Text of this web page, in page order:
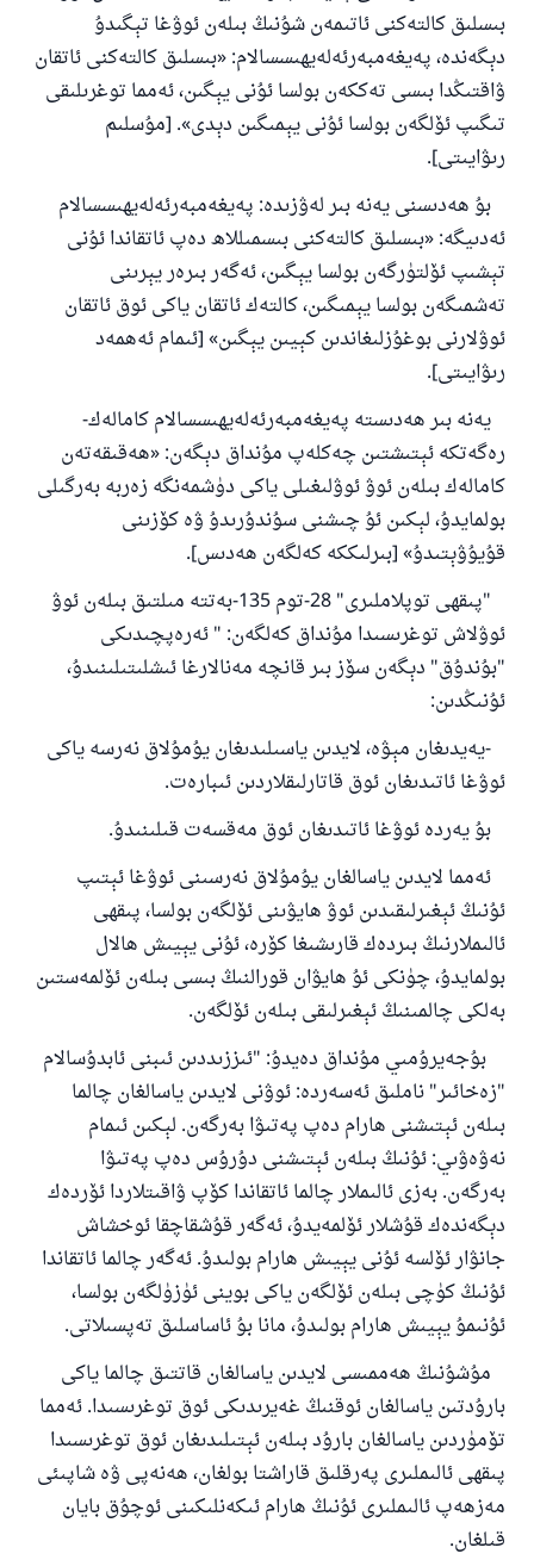
بىسلىق كالتەكنى ئاتىمەن شۇنىڭ بىلەن ئوۋغا تېگىدۇ
دېگەندە، پەيغەمبەرئەلەيھىسسالام: «بىسلىق كالتەكنى ئاتقان
ۋاقتىڭدا بىسى تەككەن بولسا ئۇنى يېگىن، ئەمما توغرىلىقى
تىگىپ ئۆلگەن بولسا ئۇنى يېمىگىن دېدى». [مۇسلىم
رىۋايىتى].
بۇ ھەدىسنى يەنە بىر لەۋزىدە: پەيغەمبەرئەلەيھىسسالام
ئەدىيگە: «بىسلىق كالتەكنى بىسمىللاھ دەپ ئاتقاندا ئۇنى
تېشىپ ئۆلتۈرگەن بولسا يېگىن، ئەگەر بىرەر يېرىنى
تەشمىگەن بولسا يېمىگىن، كالتەك ئاتقان ياكى ئوق ئاتقان
ئوۋلارنى بوغۇزلىغاندىن كېيىن يېگىن» [ئىمام ئەھمەد
رىۋايىتى].
يەنە بىر ھەدىستە پەيغەمبەرئەلەيھىسسالام كامالەك-
رەگەتكە ئېتىشتىن چەكلەپ مۇنداق دېگەن: «ھەقىقەتەن
كامالەك بىلەن ئوۋ ئوۋلىغىلى ياكى دۈشمەنگە زەربە بەرگىلى
بولمايدۇ، لېكىن ئۇ چىشنى سۇندۇرىدۇ ۋە كۆزىنى
قۇيۇۋېتىدۇ» [بىرلىككە كەلگەن ھەدىس].
"پىقھى توپلاملىرى" 28-توم 135-بەتتە مىلتىق بىلەن ئوۋ
ئوۋلاش توغرىسىدا مۇنداق كەلگەن: " ئەرەپچىدىكى
"بۇندۇق" دېگەن سۆز بىر قانچە مەنالارغا ئىشلىتىلىنىدۇ،
ئۇنىڭدىن:
-يەيدىغان مېۋە، لايدىن ياسىلىدىغان يۇمۇلاق نەرسە ياكى
ئوۋغا ئاتىدىغان ئوق قاتارلىقلاردىن ئىبارەت.
بۇ يەردە ئوۋغا ئاتىدىغان ئوق مەقسەت قىلىنىدۇ.
ئەمما لايدىن ياسالغان يۇمۇلاق نەرسىنى ئوۋغا ئېتىپ
ئۇنىڭ ئېغىرلىقىدىن ئوۋ ھايۋىنى ئۆلگەن بولسا، پىقھى
ئالىملارنىڭ بىردەك قارىشىغا كۆرە، ئۇنى يېيىش ھالال
بولمايدۇ، چۈنكى ئۇ ھايۋان قورالنىڭ بىسى بىلەن ئۆلمەستىن
بەلكى چالمىنىڭ ئېغىرلىقى بىلەن ئۆلگەن.
بۇجەيرۇمىي مۇنداق دەيدۇ: "ئىززىددىن ئىبنى ئابدۇسالام
"زەخائىر" ناملىق ئەسەردە: ئوۋنى لايدىن ياسالغان چالما
بىلەن ئېتىشنى ھارام دەپ پەتىۋا بەرگەن. لېكىن ئىمام
نەۋەۋىي: ئۇنىڭ بىلەن ئېتىشنى دۇرۇس دەپ پەتىۋا
بەرگەن. بەزى ئالىملار چالما ئاتقاندا كۆپ ۋاقىتلاردا ئۆردەك
دېگەندەك قۇشلار ئۆلمەيدۇ، ئەگەر قۇشقاچقا ئوخشاش
جانۋار ئۆلسە ئۇنى يېيىش ھارام بولىدۇ. ئەگەر چالما ئاتقاندا
ئۇنىڭ كۈچى بىلەن ئۆلگەن ياكى بوينى ئۈزۈلگەن بولسا،
ئۇنىمۇ يېيىش ھارام بولىدۇ، مانا بۇ ئاساسلىق تەپسىلاتى.
مۇشۇنىڭ ھەممىسى لايدىن ياسالغان قاتتىق چالما ياكى
بارۇدتىن ياسالغان ئوقنىڭ غەيرىدىكى ئوق توغرىسىدا. ئەمما
تۆمۈردىن ياسالغان بارۇد بىلەن ئېتىلىدىغان ئوق توغرىسىدا
پىقھى ئالىملىرى پەرقلىق قاراشتا بولغان، ھەنەپى ۋە شاپىئى
مەزھەپ ئالىملىرى ئۇنىڭ ھارام ئىكەنلىكىنى ئوچۇق بايان
قىلغان.
110845 - نومۇرلۇق سوئالنىڭ جاۋابى
ئۇممەتكە جاۋاپ بېرىشىمىزگە ياردەم قىلىڭ
پەيغەمبەرئەلەيھىسسالام مۇنداق دېگەن:
ياخشىلىققا باشلارپ قويغان كىشى قىلغۇچىغا
ئوخشاش ساۋاپقا ئېرىشىدۇ
مۇسلىم رىۋايەت قىلغان (1893) ھەدىس
ئىئائە